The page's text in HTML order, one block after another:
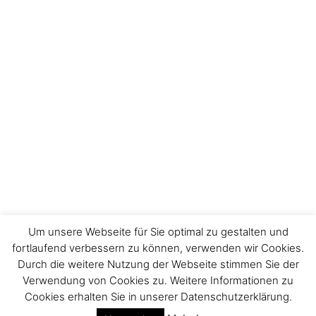
Impressum
Um unsere Webseite für Sie optimal zu gestalten und
fortlaufend verbessern zu können, verwenden wir Cookies.
Durch die weitere Nutzung der Webseite stimmen Sie der
Verwendung von Cookies zu. Weitere Informationen zu
Cookies erhalten Sie in unserer Datenschutzerklärung.